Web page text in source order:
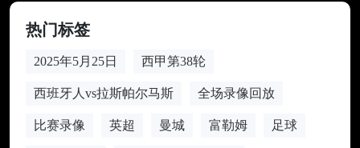
热门标签
2025年5月25日 西甲第38轮
西班牙人vs拉斯帕尔马斯 全场录像回放
比赛录像 英超 曼城 富勒姆 足球